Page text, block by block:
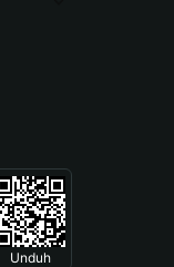
Unduh